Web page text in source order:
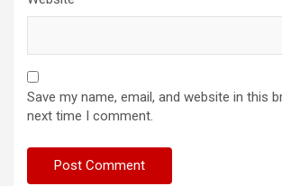
Save my name, email, and website in this
next time I comment.